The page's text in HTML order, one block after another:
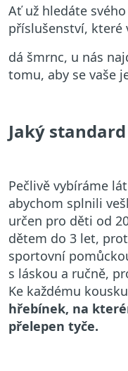
Ať už hledáte
příslušenství, které
dá šmrnc, u nás
tomu, aby se vaše
Jaký
Pečlivě vybíráme
abychom splnili
určen pro děti od
dětem do 3 let,
sportovní
s láskou a ručně,
Ke každému
hřebínek, na
přelepen tyče.